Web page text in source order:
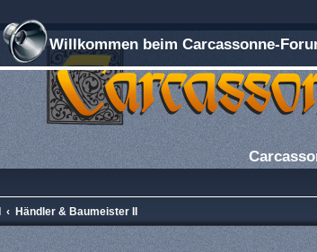
Willkommen beim Carcassonne-
Händler & Baumeister II